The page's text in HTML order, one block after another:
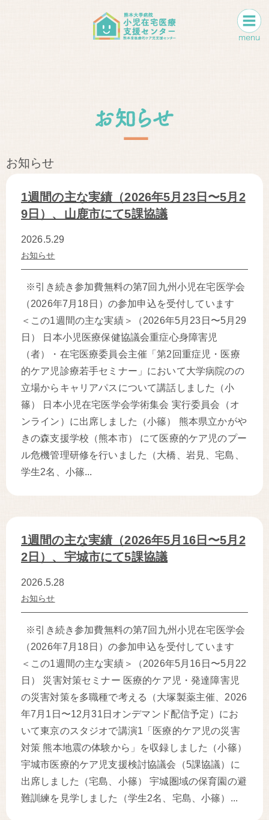
お知らせ
1週間の主な実績（2026年5月23日〜5月2
9日）、山鹿市にて5課協議
2026.5.29
お知らせ
※引き続き参加費無料の第7回九州小児在宅医学会
（2026年7月18日）の参加申込を受付しています
＜この1週間の主な実績＞（2026年5月23日〜5月29
日） 日本小児医療保健協議会重症心身障害児
（者）・在宅医療委員会主催「第2回重症児・医療
的ケア児診療若手セミナー」において大学病院のの
立場からキャリアパスについて講話しました（小
篠） 日本小児在宅医学会学術集会 実行委員会（オ
ンライン）に出席しました（小篠） 熊本県立かがや
きの森支援学校（熊本市） にて医療的ケア児のプー
ル危機管理研修を行いました（大橋、岩見、宅島、
学生2名、小篠...
1週間の主な実績（2026年5月16日〜5月2
2日）、宇城市にて5課協議
2026.5.28
お知らせ
※引き続き参加費無料の第7回九州小児在宅医学会
（2026年7月18日）の参加申込を受付しています
＜この1週間の主な実績＞（2026年5月16日〜5月22
日） 災害対策セミナー 医療的ケア児・発達障害児
の災害対策を多職種で考える（大塚製薬主催、2026
年7月1日〜12月31日オンデマンド配信予定）にお
いて東京のスタジオで講演1「医療的ケア児の災害
対策 熊本地震の体験から」を収録しました（小篠）
宇城市医療的ケア児支援検討協議会（5課協議）に
出席しました（宅島、小篠） 宇城圏域の保育園の避
難訓練を見学しました（学生2名、宅島、小篠）...